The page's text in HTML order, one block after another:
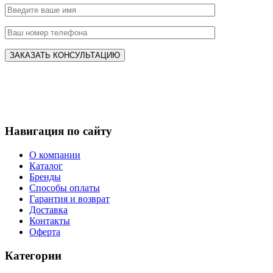
Навигация по сайту
О компании
Каталог
Бренды
Способы оплаты
Гарантия и возврат
Доставка
Контакты
Оферта
Категории